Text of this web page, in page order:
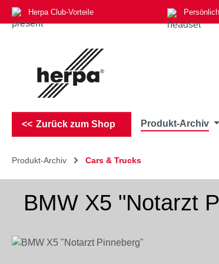
Hauptinhalt springen
Zur Suche springen
Zur Hauptnavigation springen
Herpa Club-Vorteile
Zurück zum Shop Produkt-Archiv
Produkt-Archiv Cars & Trucks
BMW X5 "Notarzt
Bildergalerie überspringen